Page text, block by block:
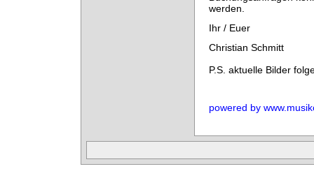
werden.
Ihr / Euer
Christian Schmitt
P.S. aktuelle Bilder
powered by